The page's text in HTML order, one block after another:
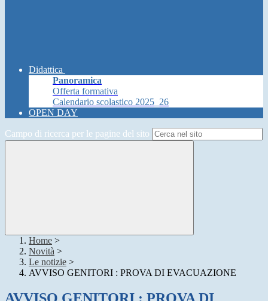
Didattica
Panoramica
Offerta formativa
Calendario scolastico 2025_26
OPEN DAY
Campo di ricerca per le pagine del sito
Home >
Novità >
Le notizie >
AVVISO GENITORI : PROVA DI EVACUAZIONE